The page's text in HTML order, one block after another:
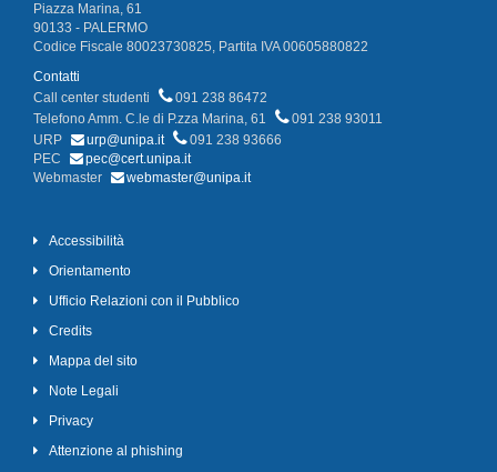
Piazza Marina, 61
90133 - PALERMO
Codice Fiscale 80023730825, Partita IVA 00605880822
Contatti
Call center studenti
091 238 86472
Telefono Amm. C.le di P.zza Marina, 61
091 238 93011
URP
urp@unipa.it
091 238 93666
PEC
pec@cert.unipa.it
Webmaster
webmaster@unipa.it
Accessibilità
Orientamento
Ufficio Relazioni con il Pubblico
Credits
Mappa del sito
Note Legali
Privacy
Attenzione al phishing